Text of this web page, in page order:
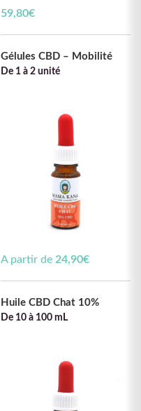
59,80€
Gélules CBD – Mobilité
De 1 à 2 unité
A partir de 24,90€
Huile CBD Chat 10%
De 10 à 100 mL